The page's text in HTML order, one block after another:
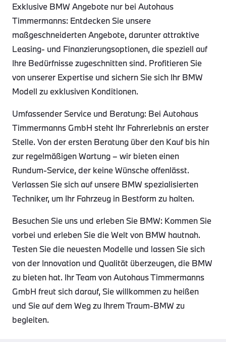
Exklusive BMW Angebote nur bei Autohaus
Timmermanns: Entdecken Sie unsere
maßgeschneiderten Angebote, darunter attraktive
Leasing- und Finanzierungsoptionen, die speziell auf
Ihre Bedürfnisse zugeschnitten sind. Profitieren Sie
von unserer Expertise und sichern Sie sich Ihr BMW
Modell zu exklusiven Konditionen.
Umfassender Service und Beratung: Bei Autohaus
Timmermanns GmbH steht Ihr Fahrerlebnis an erster
Stelle. Von der ersten Beratung über den Kauf bis hin
zur regelmäßigen Wartung – wir bieten einen
Rundum-Service, der keine Wünsche offenlässt.
Verlassen Sie sich auf unsere BMW spezialisierten
Techniker, um Ihr Fahrzeug in Bestform zu halten.
Besuchen Sie uns und erleben Sie BMW: Kommen Sie
vorbei und erleben Sie die Welt von BMW hautnah.
Testen Sie die neuesten Modelle und lassen Sie sich
von der Innovation und Qualität überzeugen, die BMW
zu bieten hat. Ihr Team von Autohaus Timmermanns
GmbH freut sich darauf, Sie willkommen zu heißen
und Sie auf dem Weg zu Ihrem Traum-BMW zu
begleiten.